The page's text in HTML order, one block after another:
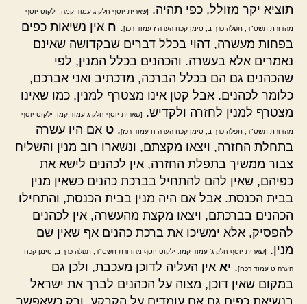
תוציא יקר מזולל, כפי תהיה.
[שארית יוסף חלק ג עמוד קמה. ילקוט יוסף
מהדורת תשס"ד, תפלה כרך ב, סימן קכח הערה ז עמוד רכז]. ח אין נשיאות כפים
בפחות מעשרה, דהוי בכלל דברים שבקדושה שאינם
נאמרים אלא בעשרה. והכהנים בכלל המנין, לפי
שהכהנים גם הם בכלל הברכה, מדכתיב ואני אברכם,
כלומר לכהנים. אבל קטן אינו מצטרף למנין, כמו שאינו
מצטרף למנין לחזרה ולקדיש.
[שארית יוסף חלק ג עמוד קמו. ילקוט יוסף
מהדורת תשס"ד, תפלה כרך ב, סימן קכח הערה ח עמוד רכז]. ט אם היו עשרה
בתחלת החזרה, ויצאו מקצתם, ונשארו רוב מנין והשליח
צבור ממשיך בתפלת החזרה, אין לכהנים לישא את
כפיהם, שאין להם להתחיל בברכת כהנים כשאין מנין
בבית הכנסת. אבל אם היה מנין בבית הכנסת, והתחילו
הכהנים בברכתם, ויצאו מקצת מהעשרה, אין לכהנים
להפסיק, אלא ימשיכו את ברכת כהנים אף שאין שם
מנין.
[שארית יוסף חלק ג' עמוד קמו. ילקוט יוסף מהדורת תשס"ד, תפלה כרך ב, סימן קכח
הערה ט עמוד רכח]. יא אין העליה לדוכן מעכבת, ולכן גם
במקום שאין דוכן, מצוה על הכהנים לברך את ישראל
בנשיאת כפים גם אם עומדים על הקרקע. ורק כשאפשר